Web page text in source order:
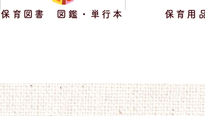
保育図書 図鑑・単行本 保育用